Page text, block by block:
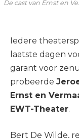
De cast van Ernst en
Iedere
laatste dagen
garant voor
probeerde
Ernst en
EWT-Theater.
Bert De Wilde,